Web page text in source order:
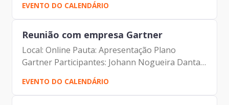
Dantas Vinicius Lobato Couto Carlos Antonio
Carvalho de Campos...
EVENTO DO CALENDÁRIO
Reunião com empresa Gartner
Local: Online Pauta: Apresentação Plano
Gartner Participantes: Johann Nogueira Dantas
(Prodam) Carlos Alberto da Silva (Prodam) Vandi
Rocha (Gartner) Erick Sobreiro (Gartner)
EVENTO DO CALENDÁRIO